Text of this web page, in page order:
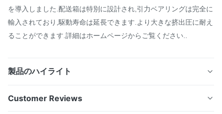
を導入しました.配送箱は特別に設計され,引力ベアリングは完全に
輸入されており,駆動寿命は延長できます.より大きな挤出圧に耐え
ることができます.詳細はホームページからご覧ください..
製品のハイライト
ンマシン ツインスクリューPVCチューブ製造 製品説明:
Customer Reviews